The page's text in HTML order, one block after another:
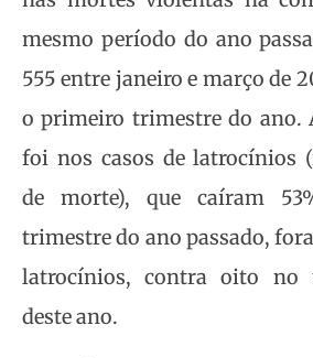
mesmo período do ano
555 entre janeiro e março de
o primeiro trimestre do ano.
foi nos casos de latrocínios
de morte), que caíram
trimestre do ano passado,
latrocínios, contra oito no
deste ano.